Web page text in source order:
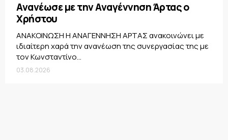
Ανανέωσε με την Αναγέννηση Άρτας ο
Χρήστου
ΑΝΑΚΟΙΝΩΣΗ Η ΑΝΑΓΕΝΝΗΣΗ ΑΡΤΑΣ ανακοινώνει με
ιδιαίτερη χαρά την ανανέωση της συνεργασίας της με
τον Κωνσταντίνο...
03.08.2026